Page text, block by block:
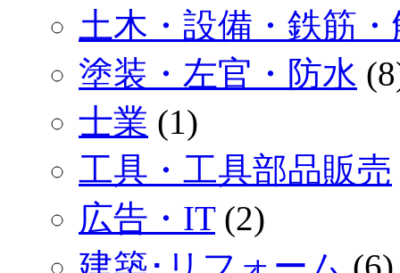
土木・設備・鉄筋
塗装・左官・防水
士業 (1)
工具・工具部品販売
広告・IT(2)